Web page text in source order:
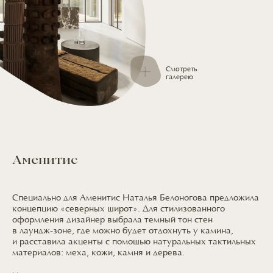
Смотреть
галерею
Аменитис
Специально для Аменитис Наталья Белоногова предложила
концепцию «северных широт». Для стилизованного
оформления дизайнер выбрала темный тон стен
в лаундж-зоне, где можно будет отдохнуть у камина,
и расставила акценты с помощью натуральных тактильных
материалов: меха, кожи, камня и дерева.